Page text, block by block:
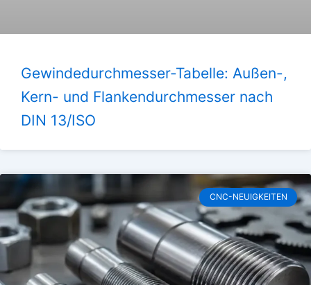
Gewindedurchmesser-Tabelle: Außen-,
Kern- und Flankendurchmesser nach
DIN 13/ISO
CNC-NEUIGKEITEN